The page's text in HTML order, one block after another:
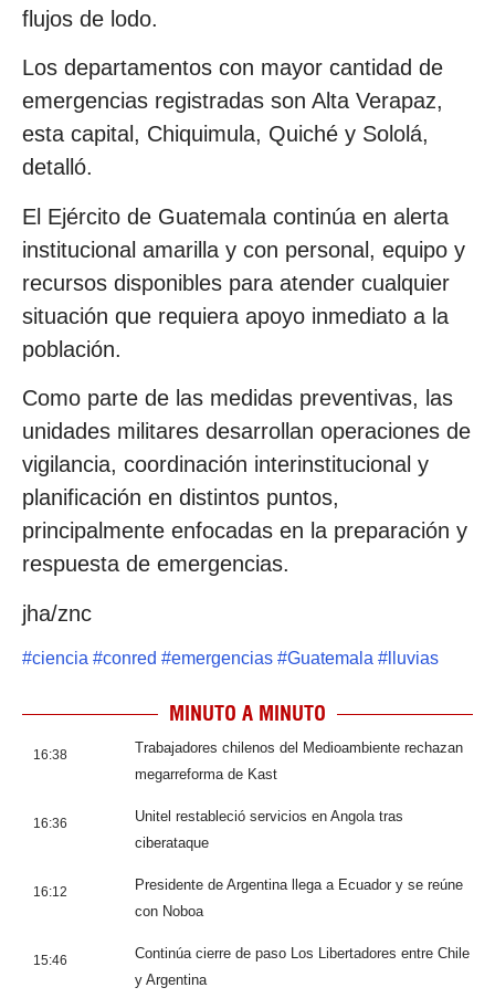
flujos de lodo.
Los departamentos con mayor cantidad de
emergencias registradas son Alta Verapaz,
esta capital, Chiquimula, Quiché y Sololá,
detalló.
El Ejército de Guatemala continúa en alerta
institucional amarilla y con personal, equipo y
recursos disponibles para atender cualquier
situación que requiera apoyo inmediato a la
población.
Como parte de las medidas preventivas, las
unidades militares desarrollan operaciones de
vigilancia, coordinación interinstitucional y
planificación en distintos puntos,
principalmente enfocadas en la preparación y
respuesta de emergencias.
jha/znc
#ciencia #conred #emergencias #Guatemala # lluvias
MINUTO A MINUTO
16:38
Trabajadores chilenos del Medioambiente rechazan
megarreforma de Kast
16:36
Unitel restableció servicios en Angola tras
ciberataque
16:12
Presidente de Argentina llega a Ecuador y se reúne
con Noboa
15:46
Continúa cierre de paso Los Libertadores entre Chile
y Argentina